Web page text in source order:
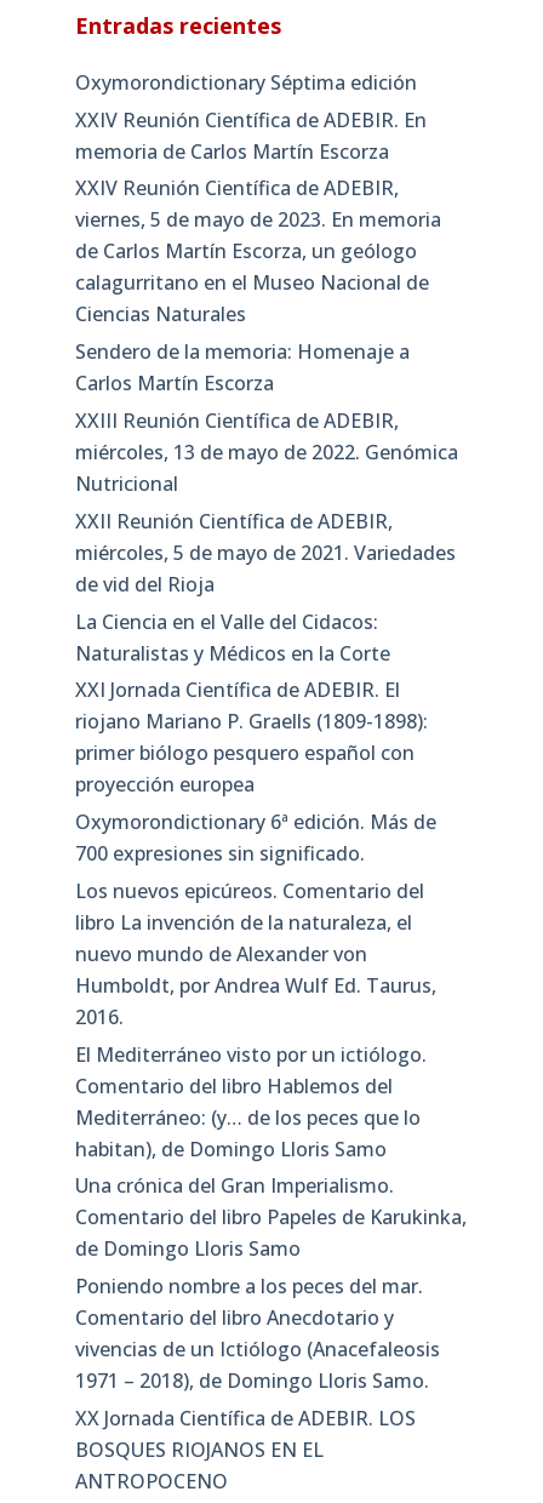
Entradas recientes
Oxymorondictionary Séptima edición
XXIV Reunión Científica de ADEBIR. En
memoria de Carlos Martín Escorza
XXIV Reunión Científica de ADEBIR,
viernes, 5 de mayo de 2023. En memoria
de Carlos Martín Escorza, un geólogo
calagurritano en el Museo Nacional de
Ciencias Naturales
Sendero de la memoria: Homenaje a
Carlos Martín Escorza
XXIII Reunión Científica de ADEBIR,
miércoles, 13 de mayo de 2022. Genómica
Nutricional
XXII Reunión Científica de ADEBIR,
miércoles, 5 de mayo de 2021. Variedades
de vid del Rioja
La Ciencia en el Valle del Cidacos:
Naturalistas y Médicos en la Corte
XXI Jornada Científica de ADEBIR. El
riojano Mariano P. Graells (1809-1898):
primer biólogo pesquero español con
proyección europea
Oxymorondictionary 6ª edición. Más de
700 expresiones sin significado.
Los nuevos epicúreos. Comentario del
libro La invención de la naturaleza, el
nuevo mundo de Alexander von
Humboldt, por Andrea Wulf Ed. Taurus,
2016.
El Mediterráneo visto por un ictiólogo.
Comentario del libro Hablemos del
Mediterráneo: (y… de los peces que lo
habitan), de Domingo Lloris Samo
Una crónica del Gran Imperialismo.
Comentario del libro Papeles de Karukinka,
de Domingo Lloris Samo
Poniendo nombre a los peces del mar.
Comentario del libro Anecdotario y
vivencias de un Ictiólogo (Anacefaleosis
1971 – 2018), de Domingo Lloris Samo.
XX Jornada Científica de ADEBIR. LOS
BOSQUES RIOJANOS EN EL
ANTROPOCENO